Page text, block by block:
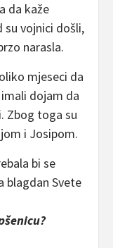
da kaže
su vojnici došli,
narasla.
mjeseci da
dojam da
Zbog toga su
i Josipom.
bi se
blagdan Svete